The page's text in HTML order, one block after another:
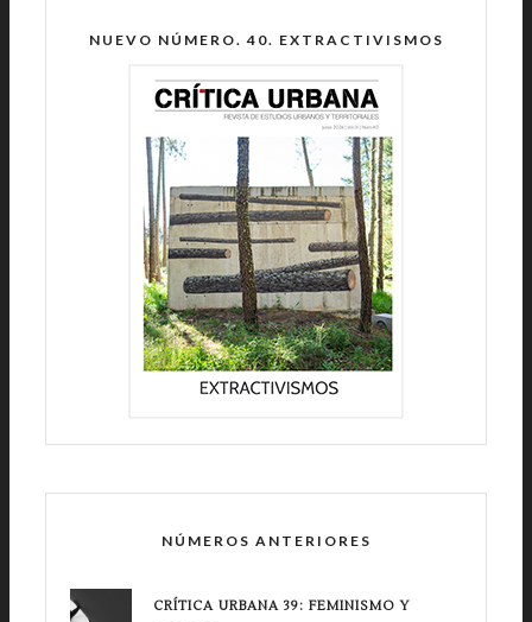
NUEVO NÚMERO. 40. EXTRACTIVISMOS
NÚMEROS ANTERIORES
CRÍTICA URBANA 39: FEMINISMO Y